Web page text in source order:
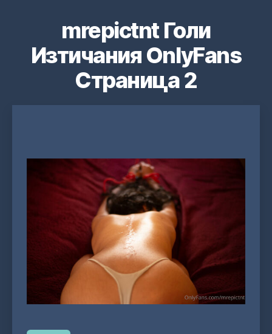
mrepictnt Голи
Изтичания OnlyFans
Страница 2